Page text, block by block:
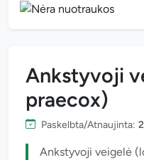
Ankstyvoji
praecox)
Paskelbta/Atnaujinta:
Ankstyvoji veigelė